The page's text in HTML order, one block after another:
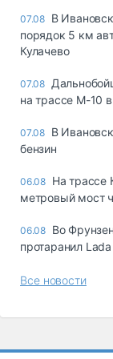
07.08 В
порядок 5 км
Кулачево
07.08
на трассе М-10
07.08 В
бензин
06.08 На трассе
метровый мост
06.08 Во
протаранил
Все новости